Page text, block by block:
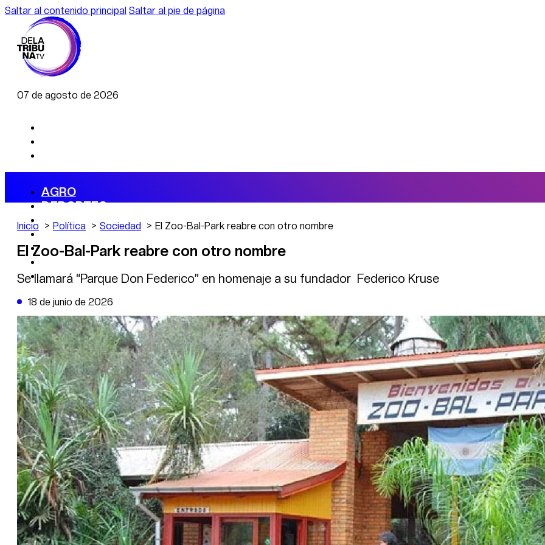
Saltar al contenido principal Saltar al pie de página
07 de agosto de 2026
AGRO
DEPORTES
ECONOMÍA
POLÍTICA
CAMBIO CLIMÁTICO
DE LA TRIBUNA TV
Inicio Política Sociedad El Zoo-Bal-Park reabre con otro nombre
El Zoo-Bal-Park reabre con otro nombre
Se llamará “Parque Don Federico” en homenaje a su fundador Federico Kruse
18 de junio de 2026